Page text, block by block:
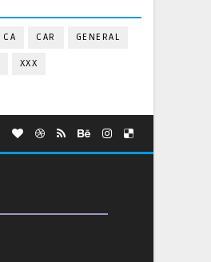
CA CAR GENERAL
XXX